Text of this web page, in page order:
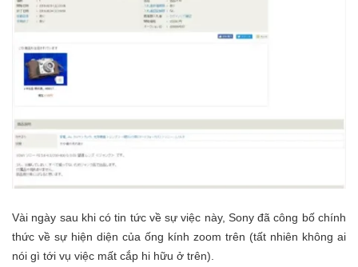
Vài ngày sau khi có tin tức về sự việc này, Sony đã công bố chính
thức về sự hiện diện của ống kính zoom trên (tất nhiên không ai
nói gì tới vụ việc mất cắp hi hữu ở trên).